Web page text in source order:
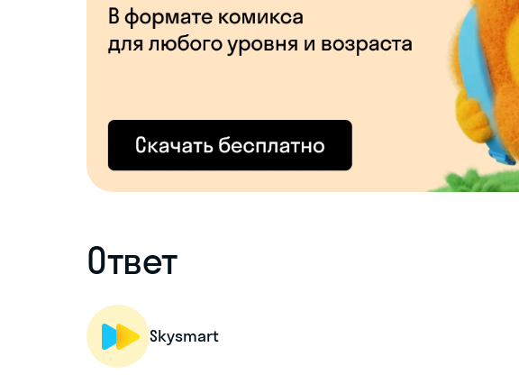
Ответ
Skysmart